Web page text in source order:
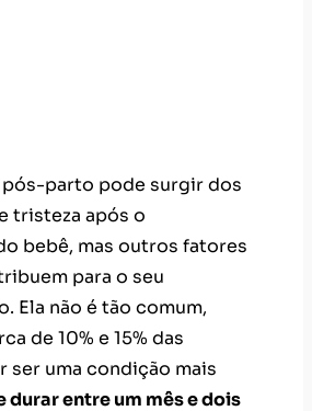
para o seu
Ela não é tão comum,
de 10% e 15% das
ser uma condição mais
durar entre um mês e dois
costuma